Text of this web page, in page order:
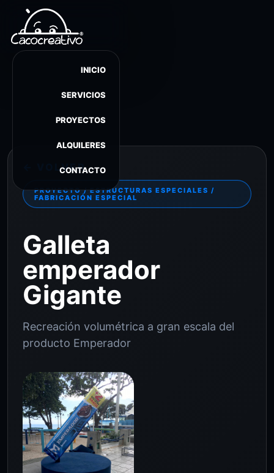
INICIO
SERVICIOS
PROYECTOS
ALQUILERES
CONTACTO
← VOLVER
PROYECTO / ESTRUCTURAS ESPECIALES /
FABRICACIÓN ESPECIAL
Galleta
emperador
Gigante
Recreación volumétrica a gran escala del
producto Emperador